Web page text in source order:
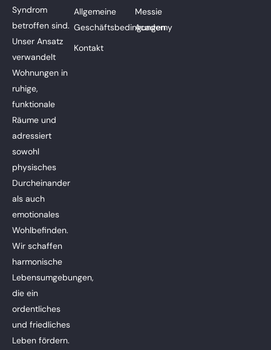
Syndrom
betroffen sind.
Unser Ansatz
verwandelt
Wohnungen in
ruhige,
funktionale
Räume und
adressiert
sowohl
physisches
Durcheinander
als auch
emotionales
Wohlbefinden.
Wir schaffen
harmonische
Lebensumgebungen,
die ein
ordentliches
und friedliches
Leben fördern.
Allgemeine
Geschäftsbedingungen
Kontakt
Messie
Academy